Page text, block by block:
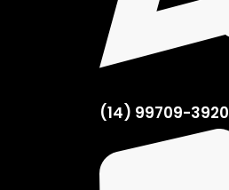
(14) 99709-3920